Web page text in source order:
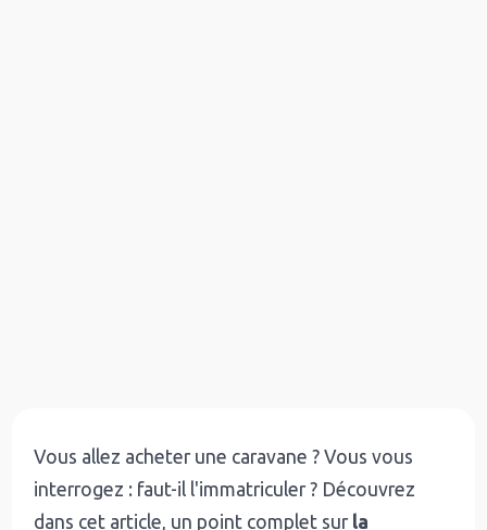
Vous allez acheter une caravane ? Vous vous
interrogez : faut-il l'immatriculer ? Découvrez
dans cet article, un point complet sur la